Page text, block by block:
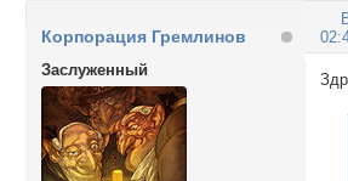
Корпорация Гремлинов
Заслуженный